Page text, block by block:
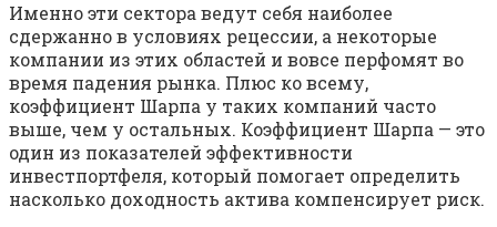
Именно эти сектора ведут себя наиболее
сдержанно в условиях рецессии, а некоторые
компании из этих областей и вовсе перфомят во
время падения рынка. Плюс ко всему,
коэффициент Шарпа у таких компаний часто
выше, чем у остальных. Коэффициент Шарпа — это
один из показателей эффективности
инвестпортфеля, который помогает определить
насколько доходность актива компенсирует риск.